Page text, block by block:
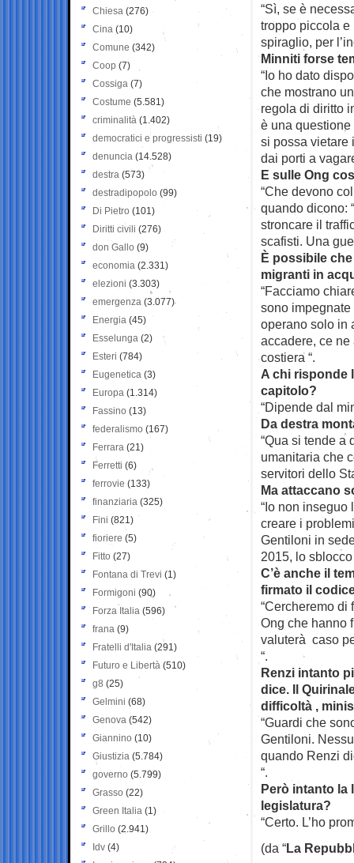
“Sì, se è
troppo piccola
spiraglio, per
Minniti forse
“Io ho dato
che mostrano
regola di diritto
è una
si possa vietare
dai porti a
E sulle Ong
“Che devono
quando dicono:
stroncare il
scafisti. Una
È possibile
migranti in
“Facciamo
sono
operano solo in
accadere, ce
costiera “.
A chi risponde
capitolo?
“Dipende dal
Da destra
“Qua si tende a
umanitaria che
servitori dello
Ma attaccano
“Io non inseguo
creare i
Gentiloni in
2015, lo
C’è anche il
firmato il
“Cercheremo
Ong che hanno
valuterà caso
“.
Renzi intanto
dice. Il
difficoltà ,
“Guardi che
Gentiloni.
quando Renzi
“.
Però intanto la
legislatura?
“Certo. L’ho
(da “La
Chiesa (276)
Cina (10)
Comune (342)
Coop (7)
Cossiga (7)
Costume (5.581)
criminalità (1.402)
democratici e progressisti (19)
denuncia (14.528)
destra (573)
destradipopolo (99)
Di Pietro (101)
Diritti civili (276)
don Gallo (9)
economia (2.331)
elezioni (3.303)
emergenza (3.077)
Energia (45)
Esselunga (2)
Esteri (784)
Eugenetica (3)
Europa (1.314)
Fassino (13)
federalismo (167)
Ferrara (21)
Ferretti (6)
ferrovie (133)
finanziaria (325)
Fini (821)
fioriere (5)
Fitto (27)
Fontana di Trevi (1)
Formigoni (90)
Forza Italia (596)
frana (9)
Fratelli d'Italia (291)
Futuro e Libertà (510)
g8 (25)
Gelmini (68)
Genova (542)
Giannino (10)
Giustizia (5.784)
governo (5.799)
Grasso (22)
Green Italia (1)
Grillo (2.941)
Idv (4)